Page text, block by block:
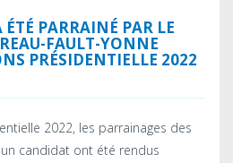
PARRAINÉ PAR LE
FAULT-YONNE
PRÉSIDENTIELLE 2022
2022, les parrainages des
candidat ont été rendus